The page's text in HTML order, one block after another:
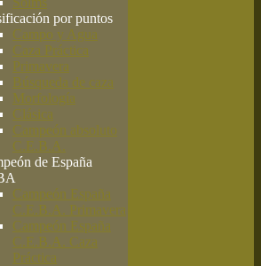
por puntos
Campo y Agua
Caza Práctica
Primavera
Búsqueda de caza
Morfología
Clásica
Campeón absoluto
C.E.B.A.
de España
Campeón España
C.E.B.A. Primavera
Campeón España
C.E.B.A. Caza
Práctica